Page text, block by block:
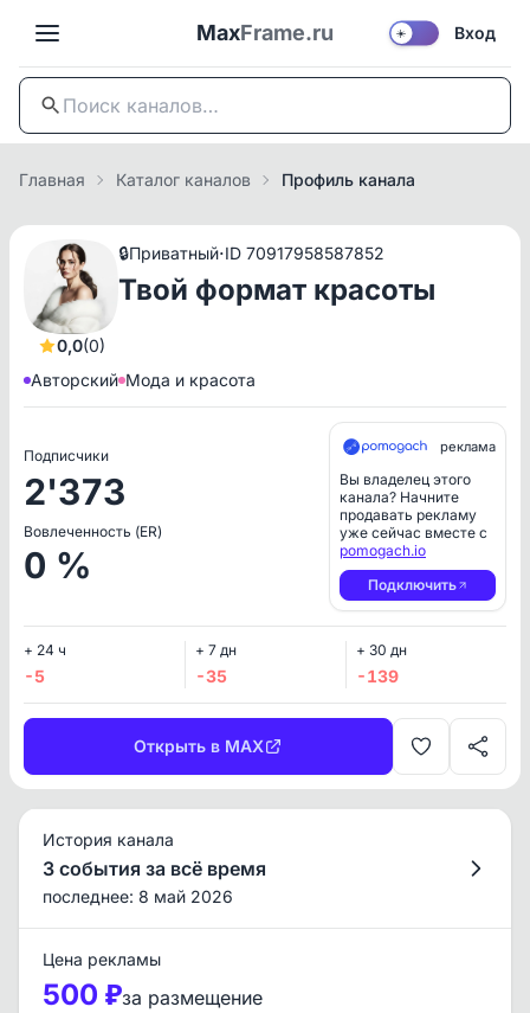
MaxFrame.ru ☀️ Вход
Главная Каталог каналов Профиль канала
0,0(0)
🔒Приватный·ID 70917958587852
Твой формат красоты
Авторский Мода и красота
Подписчики
2'373
Вовлеченность (ER)
0 %
реклама
Вы владелец этого
канала? Начните
продавать рекламу
уже сейчас вместе с
pomogach.io
Подключить
+ 24 ч
-5
+ 7 дн
-35
+ 30 дн
-139
Открыть в MAX
История канала
3 события за всё время
последнее: 8 май 2026
Цена рекламы
500 ₽за размещение